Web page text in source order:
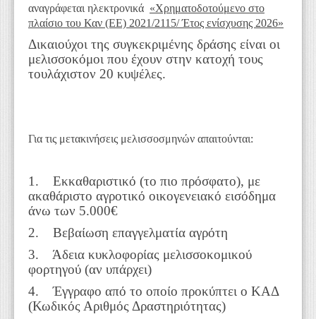
αναγράφεται ηλεκτρονικά «Χρηματοδοτούμενο στο
πλαίσιο του Καν (ΕΕ) 2021/2115/ Έτος ενίσχυσης 2026»
Δικαιούχοι της συγκεκριμένης δράσης είναι οι
μελισσοκόμοι που έχουν στην κατοχή τους
τουλάχιστον 20 κυψέλες.
Για τις μετακινήσεις μελισσοσμηνών απαιτούνται:
1. Εκκαθαριστικό (το πιο πρόσφατο), με
ακαθάριστο αγροτικό οικογενειακό εισόδημα
άνω των 5.000€
2. Βεβαίωση επαγγελματία αγρότη
3. Άδεια κυκλοφορίας μελισσοκομικού
φορτηγού (αν υπάρχει)
4. Έγγραφο από το οποίο προκύπτει ο ΚΑΔ
(Κωδικός Αριθμός Δραστηριότητας)